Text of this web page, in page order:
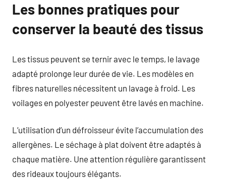
Les bonnes pratiques pour
conserver la beauté des tissus
Les tissus peuvent se ternir avec le temps, le lavage
adapté prolonge leur durée de vie. Les modèles en
fibres naturelles nécessitent un lavage à froid. Les
voilages en polyester peuvent être lavés en machine.
L’utilisation d’un défroisseur évite l’accumulation des
allergènes. Le séchage à plat doivent être adaptés à
chaque matière. Une attention régulière garantissent
des rideaux toujours élégants.